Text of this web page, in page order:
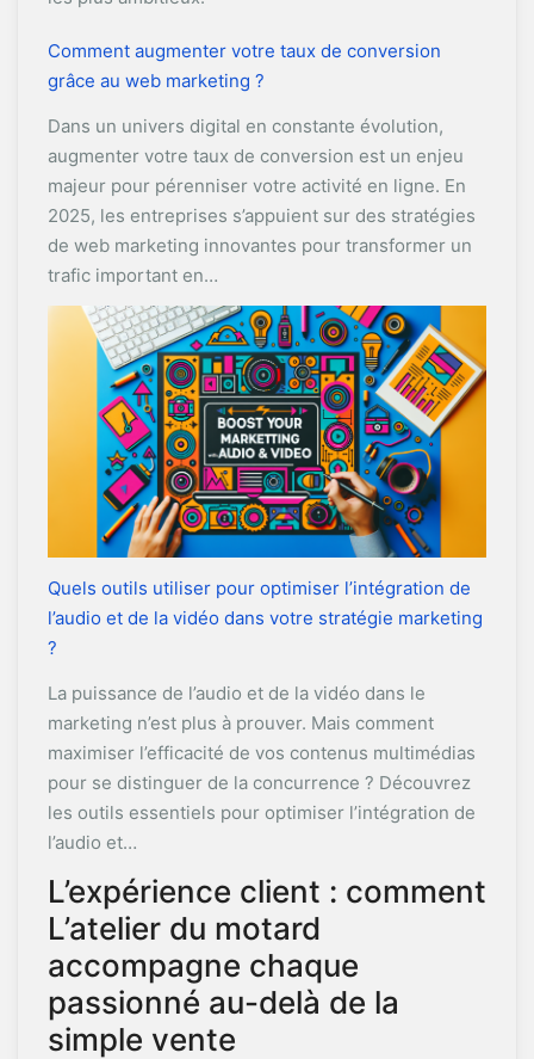
Comment augmenter votre taux de conversion
grâce au web marketing ?
Dans un univers digital en constante évolution,
augmenter votre taux de conversion est un enjeu
majeur pour pérenniser votre activité en ligne. En
2025, les entreprises s’appuient sur des stratégies
de web marketing innovantes pour transformer un
trafic important en…
Quels outils utiliser pour optimiser l’intégration de
l’audio et de la vidéo dans votre stratégie marketing
?
La puissance de l’audio et de la vidéo dans le
marketing n’est plus à prouver. Mais comment
maximiser l’efficacité de vos contenus multimédias
pour se distinguer de la concurrence ? Découvrez
les outils essentiels pour optimiser l’intégration de
l’audio et…
L’expérience client : comment
L’atelier du motard
accompagne chaque
passionné au-delà de la
simple vente